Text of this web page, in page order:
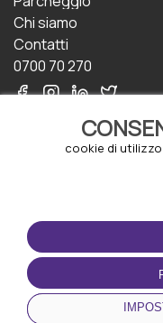
cookie di
Chi siamo
Contatti
0700 70 270
CONDIZIONI D'USO
Termini e Condizioni
Politica sulla
Gestione dei Cookie